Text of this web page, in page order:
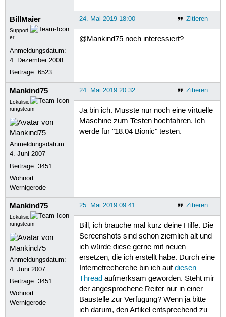
BillMaier
Support
er
Anmeldungsdatum:
4. Dezember 2008
Beiträge:6523
Zitieren
24. Mai 2019 18:00
@Mankind75 noch interessiert?
Mankind75
Lokalisie
rungsteam
Anmeldungsdatum:
4. Juni 2007
Beiträge:3451
Wohnort:
Wernigerode
Zitieren
24. Mai 2019 20:32
Ja bin ich. Musste nur noch eine virtuelle
Maschine zum Testen hochfahren. Ich
werde für "18.04 Bionic" testen.
Mankind75
Lokalisie
rungsteam
Anmeldungsdatum:
4. Juni 2007
Beiträge:3451
Wohnort:
Wernigerode
Zitieren
25. Mai 2019 09:41
Bill, ich brauche mal kurz deine Hilfe: Die
Screenshots sind schon ziemlich alt und
ich würde diese gerne mit neuen
ersetzen, die ich erstellt habe. Durch eine
Internetrecherche bin ich aufdiesen
Threadaufmerksam geworden. Steht mir
der angesprochene Reiter nur in einer
Baustelle zur Verfügung? Wenn ja bitte
ich darum, den Artikel entsprechend zu